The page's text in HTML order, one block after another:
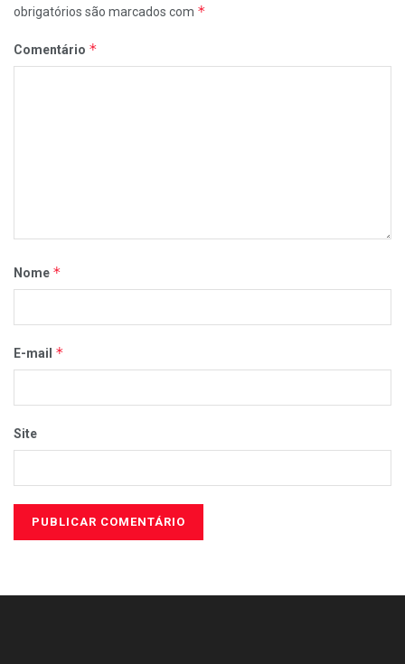
obrigatórios são marcados com *
Comentário *
Nome *
E-mail *
Site